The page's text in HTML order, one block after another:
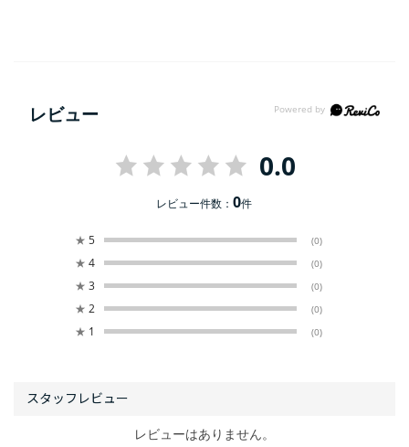
レビュー
0.0
レビュー件数：0件
★ 5 (0)
★ 4 (0)
★ 3 (0)
★ 2 (0)
★ 1 (0)
レビューはありません。